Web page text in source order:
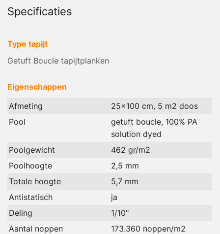
Specificaties
Type tapijt
Getuft Boucle tapijtplanken
Eigenschappen
Afmeting
25x100 cm, 5 m2 doos
Pool
getuft boucle, 100% PA
solution dyed
Poolgewicht
462 gr/m2
Poolhoogte
2,5 mm
Totale hoogte
5,7 mm
Antistatisch
ja
Deling
1/10"
Aantal noppen
173.360 noppen/m2